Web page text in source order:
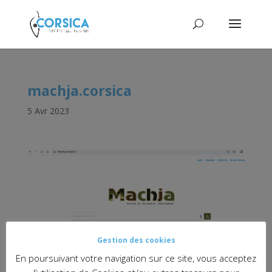
machja.corsica
5 Avr 2023
Gestion des cookies
En poursuivant votre navigation sur ce site, vous acceptez